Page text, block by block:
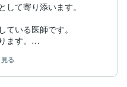
て寄り添います。
いる医師です。
す。
る